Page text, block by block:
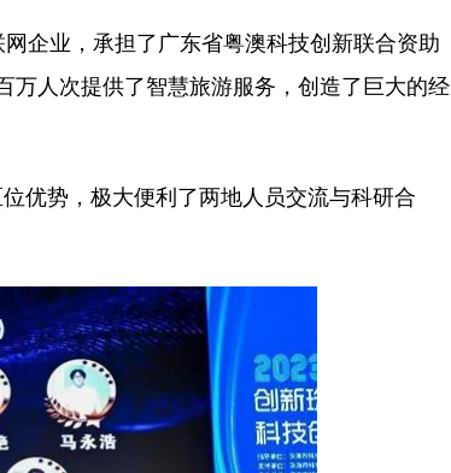
企业，承担了广东省粤澳科技创新联合资助
人次提供了智慧旅游服务，创造了巨大的经
优势，极大便利了两地人员交流与科研合